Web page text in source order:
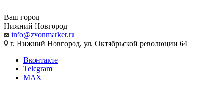
Ваш город
Нижний Новгород
info@zvonmarket.ru
г. Нижний Новгород, ул. Октябрьской революции 64
Вконтакте
Telegram
MAX